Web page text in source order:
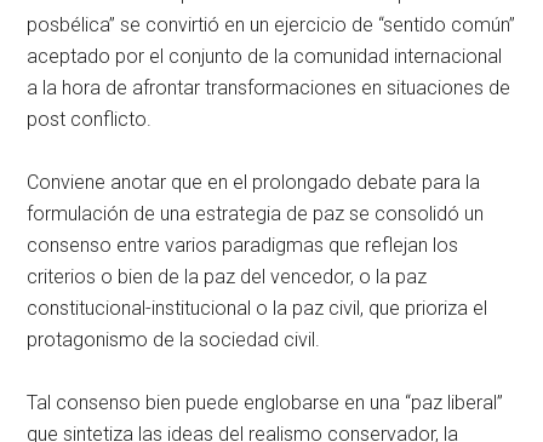
posbélica” se convirtió en un ejercicio de “sentido común”
aceptado por el conjunto de la comunidad internacional
a la hora de afrontar transformaciones en situaciones de
post conflicto.
Conviene anotar que en el prolongado debate para la
formulación de una estrategia de paz se consolidó un
consenso entre varios paradigmas que reflejan los
criterios o bien de la paz del vencedor, o la paz
constitucional-institucional o la paz civil, que prioriza el
protagonismo de la sociedad civil.
Tal consenso bien puede englobarse en una “paz liberal”
que sintetiza las ideas del realismo conservador, la